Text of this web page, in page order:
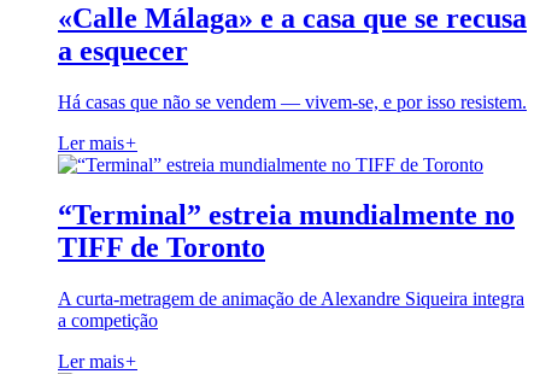
«Calle Málaga» e a casa que se recusa
a esquecer
Há casas que não se vendem — vivem-se, e por isso resistem.
Ler mais+
“Terminal” estreia mundialmente no
TIFF de Toronto
A curta-metragem de animação de Alexandre Siqueira integra
a competição
Ler mais+